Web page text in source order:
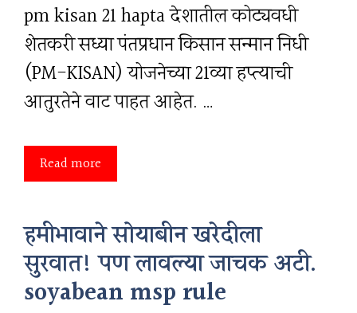
pm kisan 21 hapta देशातील कोट्यवधी
शेतकरी सध्या पंतप्रधान किसान सन्मान निधी
(PM-KISAN) योजनेच्या 21व्या हप्त्याची
आतुरतेने वाट पाहत आहेत. …
Read more
हमीभावाने सोयाबीन खरेदीला
सुरवात! पण लावल्या जाचक अटी.
soyabean msp rule